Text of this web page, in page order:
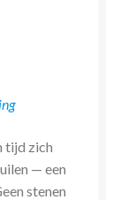
tijd zich
— een
stenen